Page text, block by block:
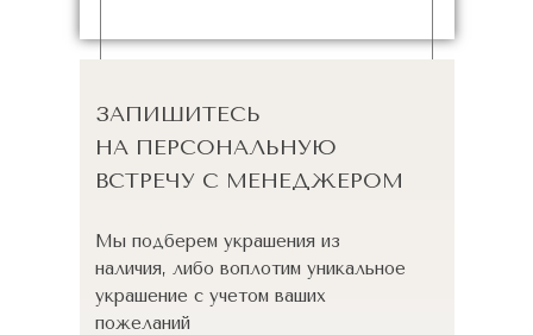
ЗАПИШИТЕСЬ
НА ПЕРСОНАЛЬНУЮ
ВСТРЕЧУ С МЕНЕДЖЕРОМ
Мы подберем украшения из
наличия, либо воплотим уникальное
украшение с учетом ваших
пожеланий